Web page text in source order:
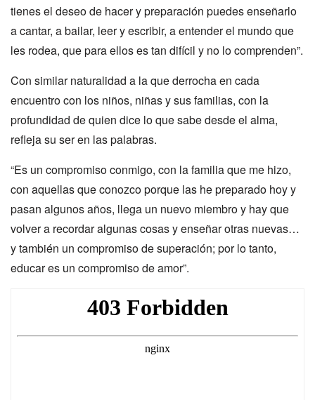
tienes el deseo de hacer y preparación puedes enseñarlo
a cantar, a bailar, leer y escribir, a entender el mundo que
les rodea, que para ellos es tan difícil y no lo comprenden”.
Con similar naturalidad a la que derrocha en cada
encuentro con los niños, niñas y sus familias, con la
profundidad de quien dice lo que sabe desde el alma,
refleja su ser en las palabras.
“Es un compromiso conmigo, con la familia que me hizo,
con aquellas que conozco porque las he preparado hoy y
pasan algunos años, llega un nuevo miembro y hay que
volver a recordar algunas cosas y enseñar otras nuevas…
y también un compromiso de superación; por lo tanto,
educar es un compromiso de amor”.